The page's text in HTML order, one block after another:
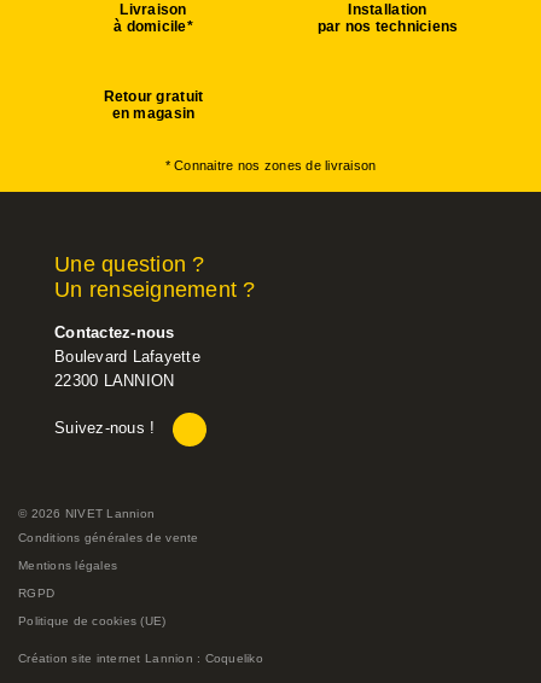
Livraison
à domicile*
Installation
par nos techniciens
Retour gratuit
en magasin
* Connaitre nos zones de livraison
Une question ?
Un renseignement ?
Contactez-nous
Boulevard Lafayette
22300 LANNION
Suivez-nous !
© 2026 NIVET Lannion
Conditions générales de vente
Mentions légales
RGPD
Politique de cookies (UE)
Création site internet Lannion : Coqueliko